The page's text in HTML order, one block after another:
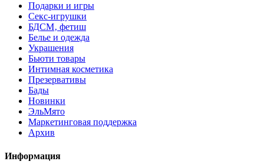
Подарки и игры
Секс-игрушки
БДСМ‚ фетиш
Белье и одежда
Украшения
Бьюти товары
Интимная косметика
Презервативы
Бады
Новинки
ЭльМято
Маркетинговая поддержка
Архив
Информация